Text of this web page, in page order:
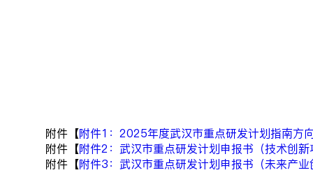
附件【附件1：2025年度武汉市重点研发计划指南方
附件【附件2：武汉市重点研发计划申报书（技术创
附件【附件3：武汉市重点研发计划申报书（未来产